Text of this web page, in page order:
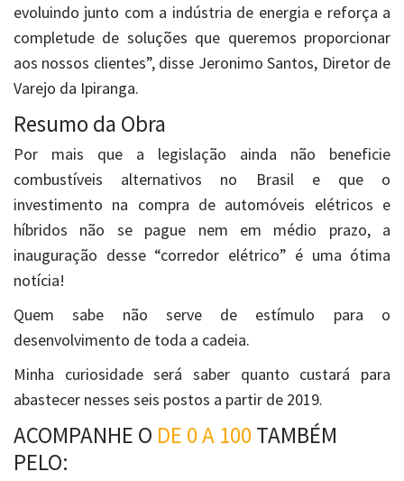
evoluindo junto com a indústria de energia e reforça a
completude de soluções que queremos proporcionar
aos nossos clientes”, disse Jeronimo Santos, Diretor de
Varejo da Ipiranga.
Resumo da Obra
Por mais que a legislação ainda não beneficie
combustíveis alternativos no Brasil e que o
investimento na compra de automóveis elétricos e
híbridos não se pague nem em médio prazo, a
inauguração desse “corredor elétrico” é uma ótima
notícia!
Quem sabe não serve de estímulo para o
desenvolvimento de toda a cadeia.
Minha curiosidade será saber quanto custará para
abastecer nesses seis postos a partir de 2019.
ACOMPANHE O DE 0 A 100TAMBÉM
PELO: